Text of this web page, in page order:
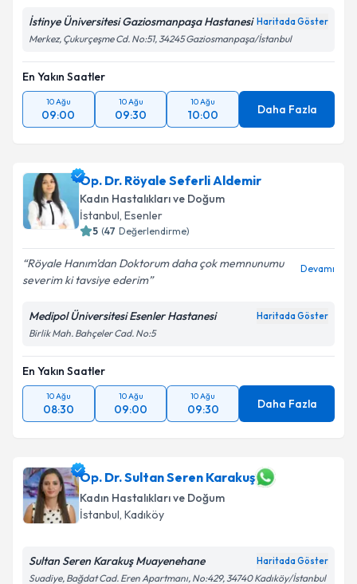
İstinye Üniversitesi Gaziosmanpaşa Hastanesi Haritada Göster
Merkez, Çukurçeşme Cd. No:51, 34245 Gaziosmanpaşa/İstanbul
En Yakın Saatler
10 Ağu
09:00
10 Ağu
09:30
10 Ağu
10:00 Daha Fazla
Op. Dr. Röyale Seferli Aldemir
Kadın Hastalıkları ve Doğum
İstanbul, Esenler
5 (47 Değerlendirme)
Röyale Hanım'dan Doktorum daha çok memnunumu
severim ki tavsiye ederim
Devamı
Medipol Üniversitesi Esenler Hastanesi Haritada Göster
Birlik Mah. Bahçeler Cad. No:5
En Yakın Saatler
10 Ağu
08:30
10 Ağu
09:00
10 Ağu
09:30 Daha Fazla
Op. Dr. Sultan Seren Karakuş
Kadın Hastalıkları ve Doğum
İstanbul, Kadıköy
Sultan Seren Karakuş Muayenehane Haritada Göster
Suadiye, Bağdat Cad. Eren Apartmanı, No:429, 34740 Kadıköy/İstanbul